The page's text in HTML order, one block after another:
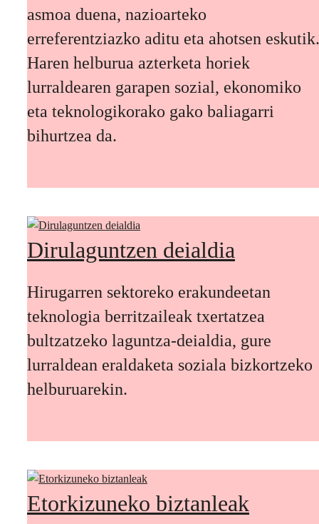
asmoa duena, nazioarteko
erreferentziazko aditu eta ahotsen eskutik.
Haren helburua azterketa horiek
lurraldearen garapen sozial, ekonomiko
eta teknologikorako gako baliagarri
bihurtzea da.
Dirulaguntzen deialdia
Hirugarren sektoreko erakundeetan
teknologia berritzaileak txertatzea
bultzatzeko laguntza-deialdia, gure
lurraldean eraldaketa soziala bizkortzeko
helburuarekin.
Etorkizuneko biztanleak